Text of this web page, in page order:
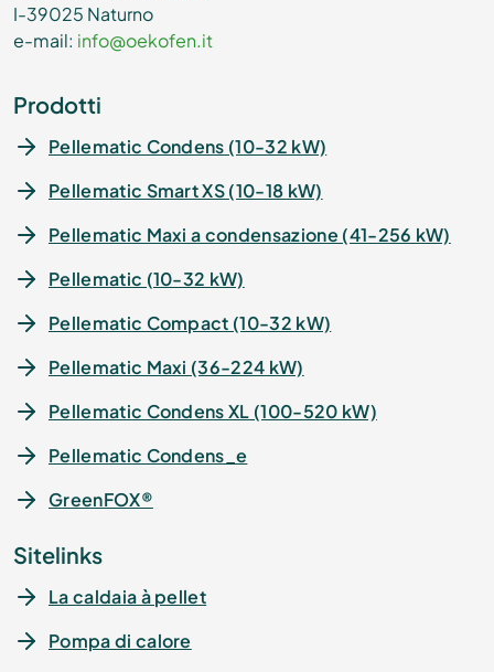
I-39025 Naturno
e-mail: info@oekofen.it
Prodotti
Pellematic Condens (10-32 kW)
Pellematic Smart XS (10-18 kW)
Pellematic Maxi a condensazione (41-256 kW)
Pellematic (10-32 kW)
Pellematic Compact (10-32 kW)
Pellematic Maxi (36-224 kW)
Pellematic Condens XL (100-520 kW)
Pellematic Condens_e
GreenFOX®
Sitelinks
La caldaia à pellet
Pompa di calore